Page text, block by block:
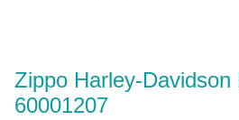
Zippo Harley-Davidson
60001207